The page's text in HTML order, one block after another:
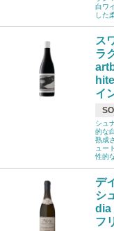
白ワ
した
ス
ラ
イ
シュ
的な
熟成
ュー
性的
デ
シ
dia
フ